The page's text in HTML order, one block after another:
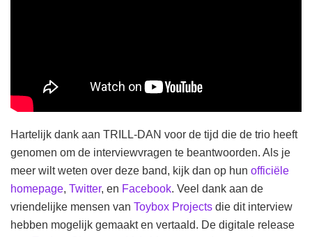
Hartelijk dank aan TRILL-DAN voor de tijd die de trio heeft
genomen om de interviewvragen te beantwoorden. Als je
meer wilt weten over deze band, kijk dan op hun officiële
homepage, Twitter, en Facebook. Veel dank aan de
vriendelijke mensen van Toybox Projects die dit interview
hebben mogelijk gemaakt en vertaald. De digitale release